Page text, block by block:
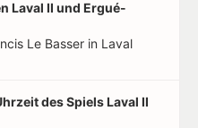
Laval II und Ergué-
Le Basser in Laval
des Spiels Laval II